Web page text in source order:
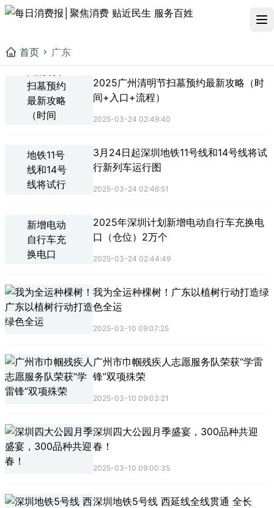
首页 广东
2025广州清明节扫墓预约最新攻略（时
间+入口+流程）
2025-03-24 02:49:40
3月24日起深圳地铁11号线和14号线将试
行新列车运行图
2025-03-24 02:46:51
2025年深圳计划新增电动自行车充换电
口（仓位）2万个
2025-03-24 02:44:49
我为全运种棵树！广东以植树行动打造绿
色全运
2025-03-10 09:07:25
广州市巾帼残疾人志愿服务队荣获“学雷
锋”双项殊荣
2025-03-10 09:03:21
深圳四大公园月季盛宴，300品种共迎
春！
2025-03-10 09:00:35
深圳地铁5号线 西延线全线贯通 全长